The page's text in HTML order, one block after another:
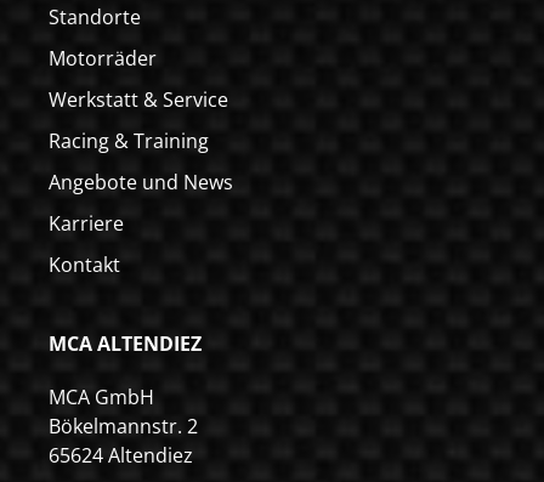
Standorte
Motorräder
Werkstatt & Service
Racing & Training
Angebote und News
Karriere
Kontakt
MCA ALTENDIEZ
MCA GmbH
Bökelmannstr. 2
65624 Altendiez